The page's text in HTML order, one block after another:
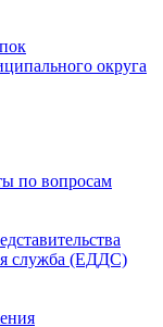
округа
по вопросам
служба (ЕДДС)